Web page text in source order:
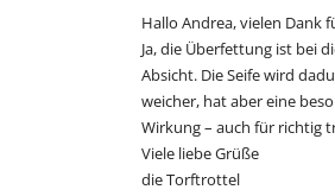
Hallo Andrea, vielen Dank
Ja, die Überfettung ist bei
Absicht. Die Seife wird
weicher, hat aber eine
Wirkung – auch für richtig
Viele liebe Grüße
die Torftrottel